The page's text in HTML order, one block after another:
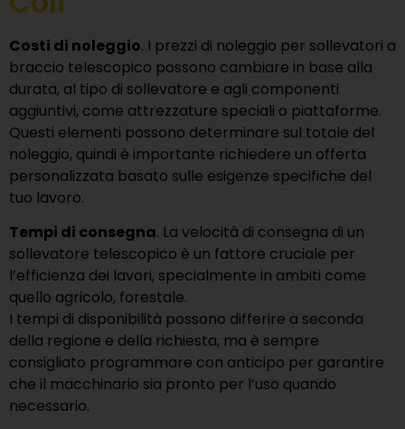
Costi di noleggio. I prezzi di noleggio per sollevatori a
braccio telescopico possono cambiare in base alla
durata, al tipo di sollevatore e agli componenti
aggiuntivi, come attrezzature speciali o piattaforme.
Questi elementi possono determinare sul totale del
noleggio, quindi è importante richiedere un offerta
personalizzata basato sulle esigenze specifiche del
tuo lavoro.
Tempi di consegna. La velocità di consegna di un
sollevatore telescopico è un fattore cruciale per
l’efficienza dei lavori, specialmente in ambiti come
quello agricolo, forestale.
I tempi di disponibilità possono differire a seconda
della regione e della richiesta, ma è sempre
consigliato programmare con anticipo per garantire
che il macchinario sia pronto per l’uso quando
necessario.